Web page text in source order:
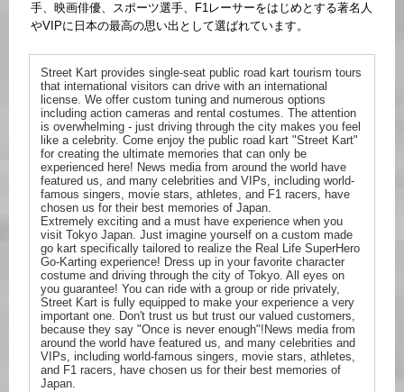
手、映画俳優、スポーツ選手、F1レーサーをはじめとする著名人
やVIPに日本の最高の思い出として選ばれています。
Street Kart provides single-seat public road kart tourism tours
that international visitors can drive with an international
license. We offer custom tuning and numerous options
including action cameras and rental costumes. The attention
is overwhelming - just driving through the city makes you feel
like a celebrity. Come enjoy the public road kart "Street Kart"
for creating the ultimate memories that can only be
experienced here! News media from around the world have
featured us, and many celebrities and VIPs, including world-
famous singers, movie stars, athletes, and F1 racers, have
chosen us for their best memories of Japan.
Extremely exciting and a must have experience when you
visit Tokyo Japan. Just imagine yourself on a custom made
go kart specifically tailored to realize the Real Life SuperHero
Go-Karting experience! Dress up in your favorite character
costume and driving through the city of Tokyo. All eyes on
you guarantee! You can ride with a group or ride privately,
Street Kart is fully equipped to make your experience a very
important one. Don't trust us but trust our valued customers,
because they say "Once is never enough"!News media from
around the world have featured us, and many celebrities and
VIPs, including world-famous singers, movie stars, athletes,
and F1 racers, have chosen us for their best memories of
Japan.